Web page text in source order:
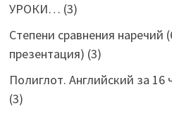
УРОКИ… (3)
Степени сравнения наречий
презентация) (3)
Полиглот. Английский за 16
(3)